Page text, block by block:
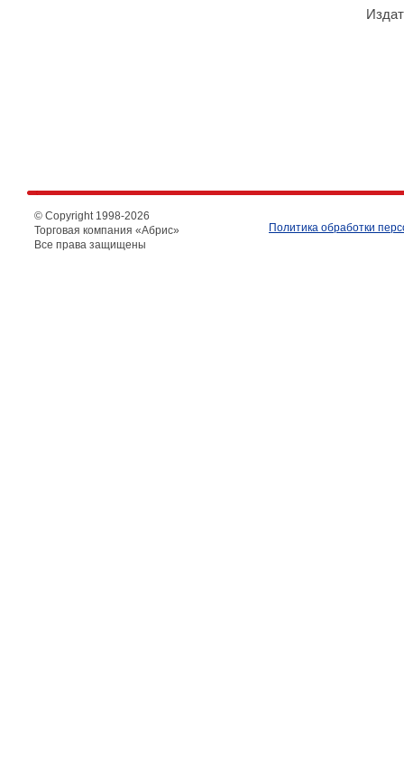
© Copyright 1998-2026
Торговая компания «Абрис»
Все права защищены
Политика обработки